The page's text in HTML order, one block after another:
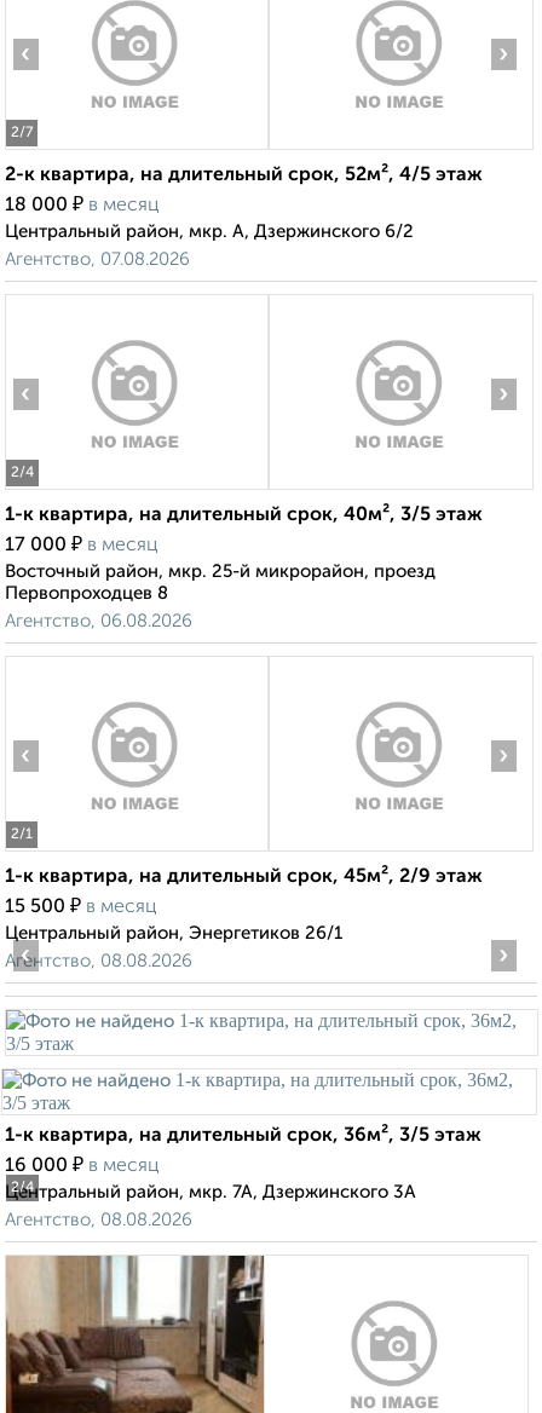
2/7
‹ ›
2-к квартира, на длительный срок, 52м², 4/5 этаж
18 000 ₽ в месяц
Центральный район, мкр. А, Дзержинского 6/2
Агентство, 07.08.2026
2/4
‹ ›
1-к квартира, на длительный срок, 40м², 3/5 этаж
17 000 ₽ в месяц
Восточный район, мкр. 25-й микрорайон, проезд
Первопроходцев 8
Агентство, 06.08.2026
2/1
‹ ›
1-к квартира, на длительный срок, 45м², 2/9 этаж
15 500 ₽ в месяц
Центральный район, Энергетиков 26/1
Агентство, 08.08.2026
2/4
‹ ›
1-к квартира, на длительный срок, 36м², 3/5 этаж
16 000 ₽ в месяц
Центральный район, мкр. 7А, Дзержинского 3А
Агентство, 08.08.2026